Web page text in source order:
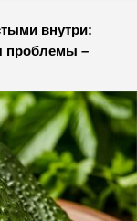
внутри:
проблемы –